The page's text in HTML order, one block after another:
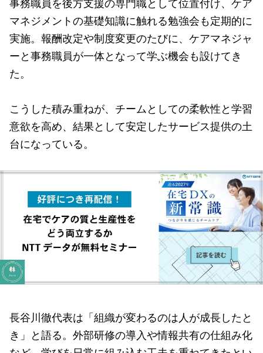
マネジメントの基礎知識に触れる勉強会も定期的に
実施。報酬改定や制度変更のたびに、ケアマネジャ
ーと事務職員が一体となって学ぶ機会も設けてき
た。
こうした積み重ねが、チームとしての柔軟性と学習
意欲を高め、結果として安定したサービス提供の土
台になっている。
長谷川徹代表は「組織が変わるのは人が成長したと
き」と語る。外部研修の導入や情報共有の仕組み化